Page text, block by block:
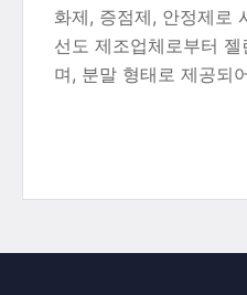
화제, 증점제, 안정제로
선도 제조업체로부터
며, 분말 형태로 제공되